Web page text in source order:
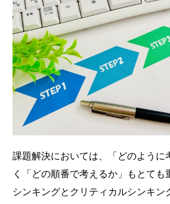
課題解決においては、「どのように
く「どの順番で考えるか」もとても
シンキングとクリティカルシンキン